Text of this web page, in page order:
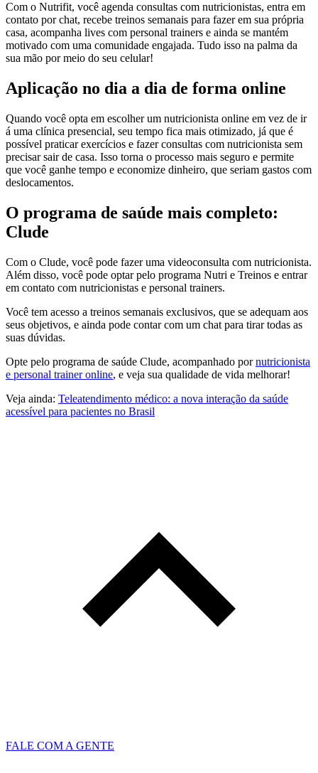
Com o Nutrifit, você agenda consultas com nutricionistas, entra em
contato por chat, recebe treinos semanais para fazer em sua própria
casa, acompanha lives com personal trainers e ainda se mantém
motivado com uma comunidade engajada. Tudo isso na palma da
sua mão por meio do seu celular!
Aplicação no dia a dia de forma online
Quando você opta em escolher um nutricionista online em vez de ir
á uma clínica presencial, seu tempo fica mais otimizado, já que é
possível praticar exercícios e fazer consultas com nutricionista sem
precisar sair de casa. Isso torna o processo mais seguro e permite
que você ganhe tempo e economize dinheiro, que seriam gastos com
deslocamentos.
O programa de saúde mais completo:
Clude
Com o Clude, você pode fazer uma videoconsulta com nutricionista.
Além disso, você pode optar pelo programa Nutri e Treinos e entrar
em contato com nutricionistas e personal trainers.
Você tem acesso a treinos semanais exclusivos, que se adequam aos
seus objetivos, e ainda pode contar com um chat para tirar todas as
suas dúvidas.
Opte pelo programa de saúde Clude, acompanhado pornutricionista
e personal trainer online, e veja sua qualidade de vida melhorar!
Veja ainda: Teleatendimento médico: a nova interação da saúde
acessível para pacientes no Brasil
FALE COM A GENTE